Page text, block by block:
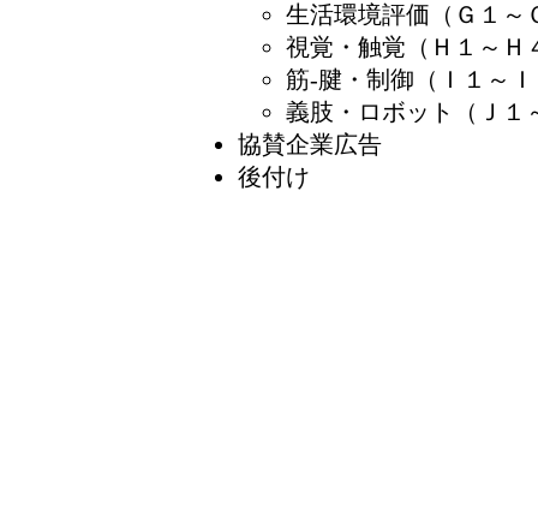
生活環境評価（Ｇ１～
視覚・触覚（Ｈ１～Ｈ
筋-腱・制御（Ｉ１～
義肢・ロボット（Ｊ１
協賛企業広告
後付け